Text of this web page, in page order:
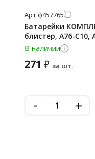
Арт.ф457765
Батарейки
блистер, A76-С10,
В наличии
271 ₽ за шт.
- +